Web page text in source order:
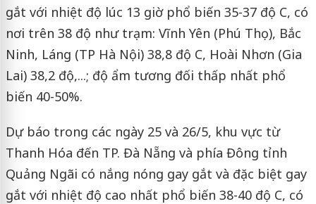
gắt với nhiệt độ lúc 13 giờ phổ biến 35-37 độ C, có
nơi trên 38 độ như trạm: Vĩnh Yên (Phú Thọ), Bắc
Ninh, Láng (TP Hà Nội) 38,8 độ C, Hoài Nhơn (Gia
Lai) 38,2 độ,...; độ ẩm tương đối thấp nhất phổ
biến 40-50%.
Dự báo trong các ngày 25 và 26/5, khu vực từ
Thanh Hóa đến TP. Đà Nẵng và phía Đông tỉnh
Quảng Ngãi có nắng nóng gay gắt và đặc biệt gay
gắt với nhiệt độ cao nhất phổ biến 38-40 độ C, có